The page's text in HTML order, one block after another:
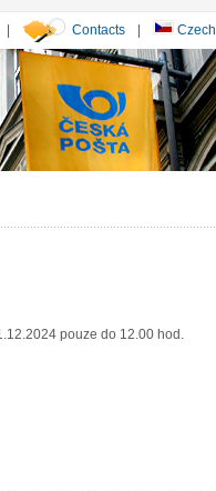
| Contacts | Czech
pouze do 12.00 hod.